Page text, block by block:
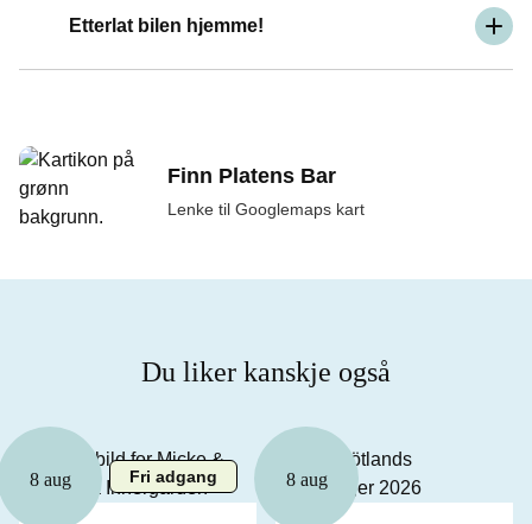
Etterlat bilen hjemme!
Finn Platens Bar
Lenke til Googlemaps kart
Du liker kanskje også
8 aug Fri adgang 8 aug